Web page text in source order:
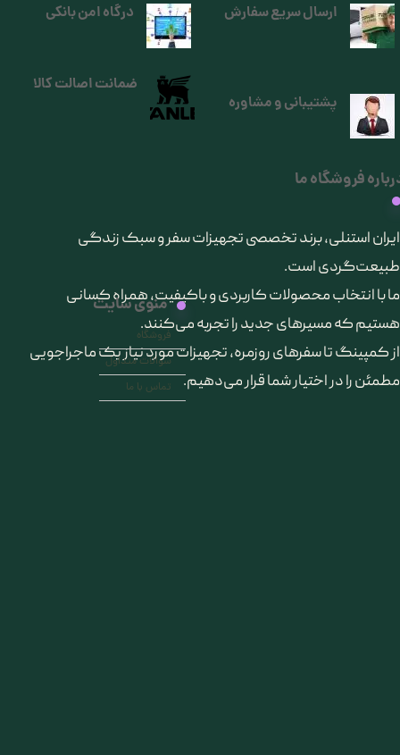
ارسال سریع سفارش
فروشگاه ما
​ایران استنلی، برند تخصصی تجهیزات سفر و سبک زندگی
طبیعت‌گردی است.
ما با انتخاب محصولات کاربردی و باکیفیت، همراه کسانی
هستیم که مسیرهای جدید را تجربه می‌کنند.
از کمپینگ تا سفرهای روزمره، تجهیزات مورد نیاز یک ماجراجویی
مطمئن را در اختیار شما قرار می‌دهیم.
منوی سایت
فروشگاه
سوالات متداول
تماس با ما
درگاه امن بانکی
پشتیبانی و مشاوره
ضمانت اصالت کالا